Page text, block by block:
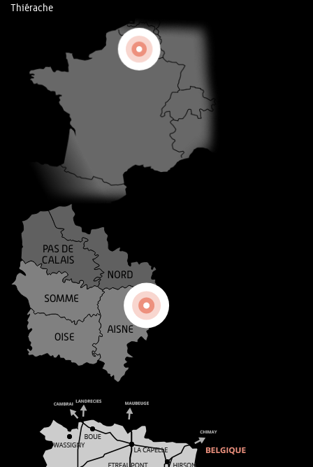
Thiérache